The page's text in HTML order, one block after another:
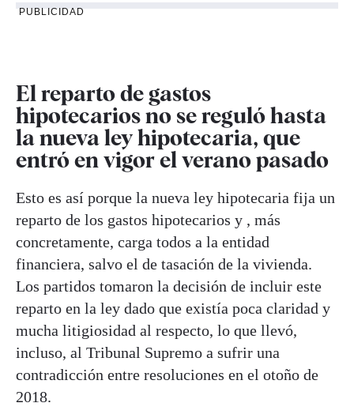
PUBLICIDAD
El reparto de gastos
hipotecarios no se reguló hasta
la nueva ley hipotecaria, que
entró en vigor el verano pasado
Esto es así porque la nueva ley hipotecaria fija un
reparto de los gastos hipotecarios y , más
concretamente, carga todos a la entidad
financiera, salvo el de tasación de la vivienda.
Los partidos tomaron la decisión de incluir este
reparto en la ley dado que existía poca claridad y
mucha litigiosidad al respecto, lo que llevó,
incluso, al Tribunal Supremo a sufrir una
contradicción entre resoluciones en el otoño de
2018.